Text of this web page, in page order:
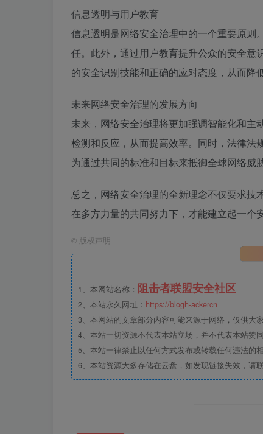
信息透明与用户教育
信息透明是网络安全治理中的一个重要原
任。此外，通过用户教育提升公众的安全意
的安全识别技能和正确的应对态度，从而降
未来网络安全治理的发展方向
未来，网络安全治理将更加强调智能化和
检测和反应，从而提高效率。同时，法律法
为通过共同的标准和目标来抵御全球网络威
总之，网络安全治理的全新理念不仅要求
在多方力量的共同努力下，才能建立起一个
© 版权声明
1、本网站名称： 阻击者联盟安全社区
2、本站永久网址： https://blogh-ackercn
3、本网站的文章部分内容可能来源于网络，仅供大
4、本站一切资源不代表本站立场，并不代表本站赞
5、本站一律禁止以任何方式发布或转载任何违法的
6、本站资源大多存储在云盘，如发现链接失效，请